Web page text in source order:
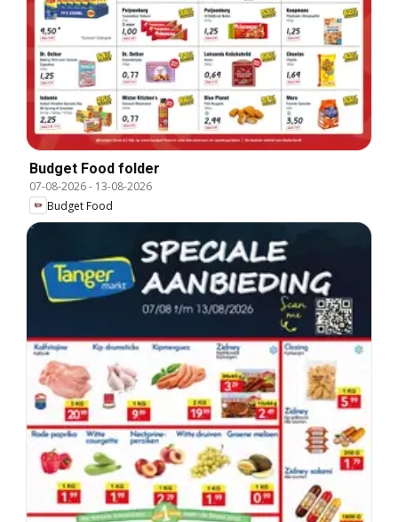
Budget Food folder
07-08-2026- 13-08-2026
Budget Food